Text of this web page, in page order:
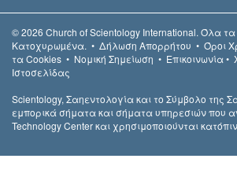
© 2026 Church of Scientology International. Όλα τα
Κατοχυρωµένα. • Δήλωση Απορρήτου • Όροι
τα Cookies • Νομική Σημείωση • Επικοινωνία•
Ιστοσελίδας
Scientology, Σαηεντολογία και το Σύμβολο της
εμπορικά σήματα και σήματα υπηρεσιών που
Technology Center και χρησιμοποιούνται